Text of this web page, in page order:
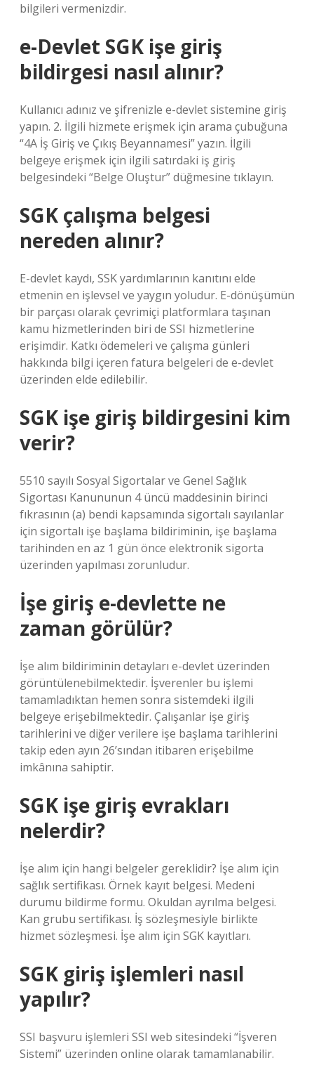
bilgileri vermenizdir.
e-Devlet SGK işe giriş
bildirgesi nasıl alınır?
Kullanıcı adınız ve şifrenizle e-devlet sistemine giriş
yapın. 2. İlgili hizmete erişmek için arama çubuğuna
“4A İş Giriş ve Çıkış Beyannamesi” yazın. İlgili
belgeye erişmek için ilgili satırdaki iş giriş
belgesindeki “Belge Oluştur” düğmesine tıklayın.
SGK çalışma belgesi
nereden alınır?
E-devlet kaydı, SSK yardımlarının kanıtını elde
etmenin en işlevsel ve yaygın yoludur. E-dönüşümün
bir parçası olarak çevrimiçi platformlara taşınan
kamu hizmetlerinden biri de SSI hizmetlerine
erişimdir. Katkı ödemeleri ve çalışma günleri
hakkında bilgi içeren fatura belgeleri de e-devlet
üzerinden elde edilebilir.
SGK işe giriş bildirgesini kim
verir?
5510 sayılı Sosyal Sigortalar ve Genel Sağlık
Sigortası Kanununun 4 üncü maddesinin birinci
fıkrasının (a) bendi kapsamında sigortalı sayılanlar
için sigortalı işe başlama bildiriminin, işe başlama
tarihinden en az 1 gün önce elektronik sigorta
üzerinden yapılması zorunludur.
İşe giriş e-devlette ne
zaman görülür?
İşe alım bildiriminin detayları e-devlet üzerinden
görüntülenebilmektedir. İşverenler bu işlemi
tamamladıktan hemen sonra sistemdeki ilgili
belgeye erişebilmektedir. Çalışanlar işe giriş
tarihlerini ve diğer verilere işe başlama tarihlerini
takip eden ayın 26’sından itibaren erişebilme
imkânına sahiptir.
SGK işe giriş evrakları
nelerdir?
İşe alım için hangi belgeler gereklidir? İşe alım için
sağlık sertifikası. Örnek kayıt belgesi. Medeni
durumu bildirme formu. Okuldan ayrılma belgesi.
Kan grubu sertifikası. İş sözleşmesiyle birlikte
hizmet sözleşmesi. İşe alım için SGK kayıtları.
SGK giriş işlemleri nasıl
yapılır?
SSI başvuru işlemleri SSI web sitesindeki “İşveren
Sistemi” üzerinden online olarak tamamlanabilir.